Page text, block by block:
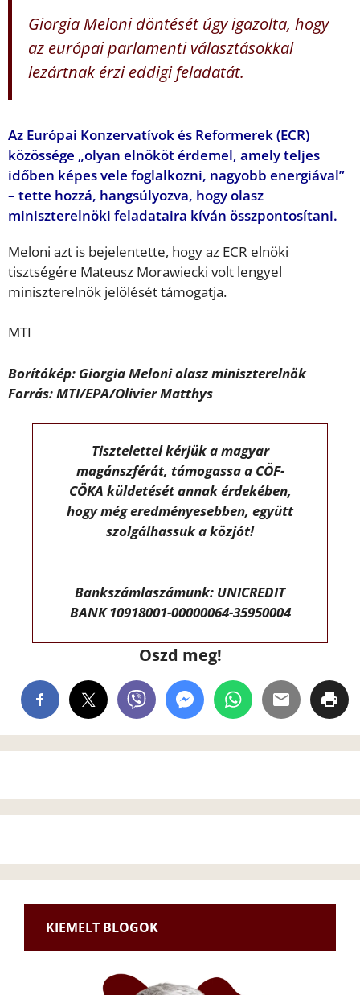
Giorgia Meloni döntését úgy igazolta, hogy
az európai parlamenti választásokkal
lezártnak érzi eddigi feladatát.
Az Európai Konzervatívok és Reformerek (ECR)
közössége „olyan elnököt érdemel, amely teljes
időben képes vele foglalkozni, nagyobb energiával”
– tette hozzá, hangsúlyozva, hogy olasz
miniszterelnöki feladataira kíván összpontosítani.
Meloni azt is bejelentette, hogy az ECR elnöki
tisztségére Mateusz Morawiecki volt lengyel
miniszterelnök jelölését támogatja.
MTI
Borítókép: Giorgia Meloni olasz miniszterelnök
Forrás: MTI/EPA/Olivier Matthys
Tisztelettel kérjük a magyar
magánszférát, támogassa a CÖF-
CÖKA küldetését annak érdekében,
hogy még eredményesebben, együtt
szolgálhassuk a közjót!
Bankszámlaszámunk: UNICREDIT
BANK 10918001-00000064-35950004
Oszd meg!
KIEMELT BLOGOK